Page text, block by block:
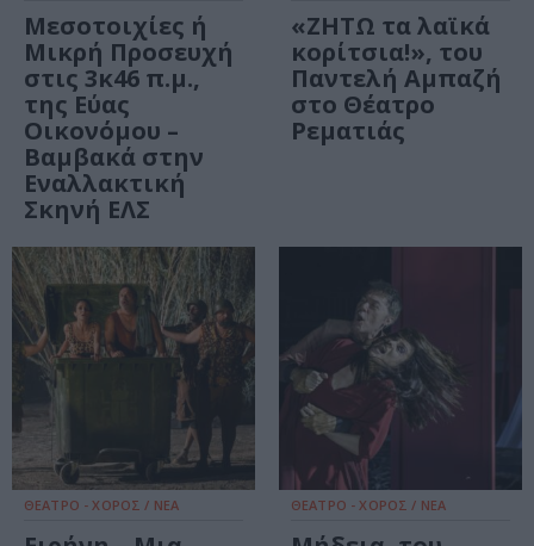
Μεσοτοιχίες ή
Μικρή Προσευχή
στις 3κ46 π.μ.,
της Εύας
Οικονόμου –
Βαμβακά στην
Εναλλακτική
Σκηνή ΕΛΣ
«ΖΗΤΩ τα λαϊκά
κορίτσια!», του
Παντελή Αμπαζή
στο Θέατρο
Ρεματιάς
ΘΕΑΤΡΟ - ΧΟΡΟΣ / ΝΕΑ ΘΕΑΤΡΟ - ΧΟΡΟΣ / ΝΕΑ